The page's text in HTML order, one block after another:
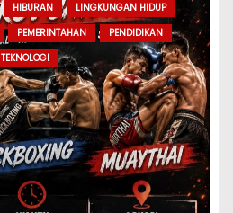
HIBURAN
LINGKUNGAN HIDUP
PEMERINTAHAN
PENDIDIKAN
TEKNOLOGI